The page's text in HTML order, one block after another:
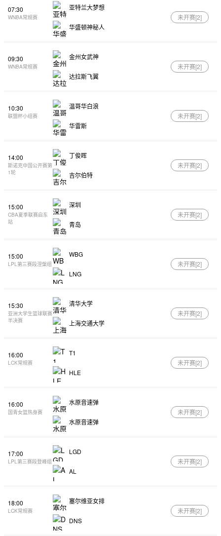
07:30
WNBA常规赛
亚特兰大梦想
华盛顿神秘人
未开赛[2]
09:30
WNBA常规赛
金州女武神
达拉斯飞翼
未开赛[2]
10:30
联盟杯小组赛
温哥华白浪
华雷斯
未开赛[2]
14:00
斯诺克中国公开赛第
1轮
丁俊晖
吉尔伯特
未开赛[2]
15:00
CBA夏季联赛启东
站
深圳
青岛
未开赛[2]
15:00
LPL第三赛段涅槃组
WBG
LNG
未开赛[2]
15:30
亚洲大学生篮球联赛
半决赛
清华大学
上海交通大学
未开赛[2]
16:00
LCK常规赛
T1
HLE
未开赛[2]
16:00
国青女篮热身赛
水原音速弹
水原音速弹
未开赛[2]
17:00
LPL第三赛段登峰组
LGD
AL
未开赛[2]
18:00
LCK常规赛
塞尔维亚女排
DNS
未开赛[2]